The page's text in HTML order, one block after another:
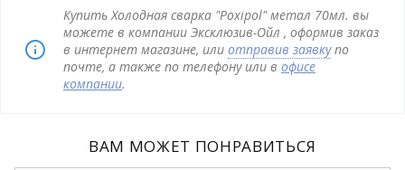
Купить Холодная сварка "Poxipol" метал 70мл. вы
можете в компании Эксклюзив-Ойл , оформив заказ
в интернет магазине, или отправив заявкупо
почте, а также по телефону или в офисе
компании.
ВАМ МОЖЕТ ПОНРАВИТЬСЯ